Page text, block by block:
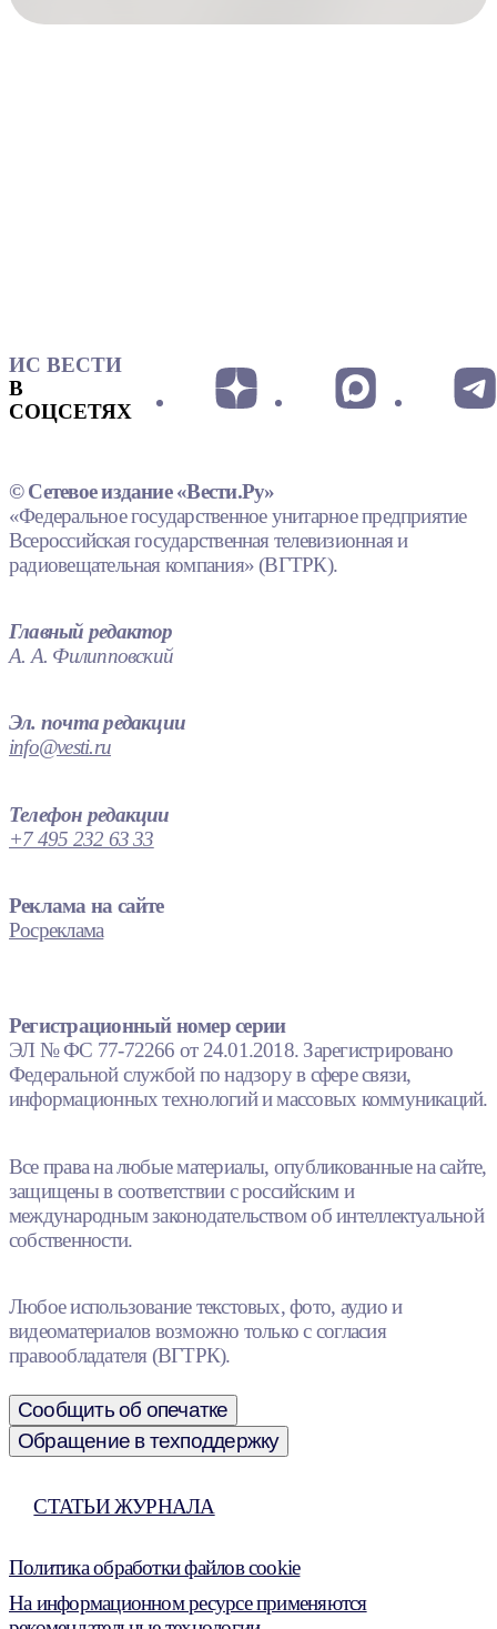
ИС ВЕСТИ
В
СОЦСЕТЯХ
© Сетевое издание «Вести.Ру»
«Федеральное государственное унитарное предприятие
Всероссийская государственная телевизионная и
радиовещательная компания» (ВГТРК).
Главный редактор
А. А. Филипповский
Эл. почта редакции
info@vesti.ru
Телефон редакции
+7 495 232 63 33
Реклама на сайте
Росреклама
Регистрационный номер серии
ЭЛ № ФС 77-72266 от 24.01.2018. Зарегистрировано
Федеральной службой по надзору в сфере связи,
информационных технологий и массовых коммуникаций.
Все права на любые материалы, опубликованные на сайте,
защищены в соответствии с российским и
международным законодательством об интеллектуальной
собственности.
Любое использование текстовых, фото, аудио и
видеоматериалов возможно только с согласия
правообладателя (ВГТРК).
Сообщить об опечатке
Обращение в техподдержку
СТАТЬИ ЖУРНАЛА
Политика обработки файлов cookie
На информационном ресурсе применяются